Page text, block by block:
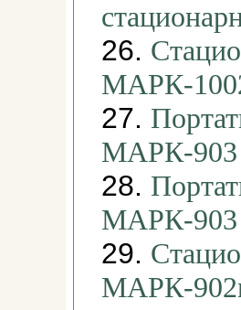
26.
МАРК-
27.
МАРК-903
28.
МАРК-903
29.
МАРК-